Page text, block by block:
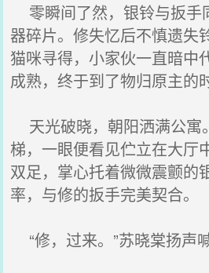
零瞬间了然，银铃与扳手
器碎片。修失忆后不慎遗失
猫咪寻得，小家伙一直暗中
成熟，终于到了物归原主的
天光破晓，朝阳洒满公寓
梯，一眼便看见伫立在大厅
双足，掌心托着微微震颤的
率，与修的扳手完美契合。
“修，过来。”苏晓棠扬声喊